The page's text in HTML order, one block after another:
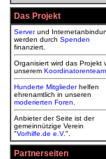
Das Projekt
Serverund
werden durch Spenden
finanziert.
Organisiert wird das Projekt
unserem Koordinatorenteam
Hunderte Mitgliederhelfen
ehrenamtlich in unseren
moderierten Foren
Anbieter der Seite ist der
gemeinnützige Verein
"Vorhilfe.de e.V.".
Partnerseiten